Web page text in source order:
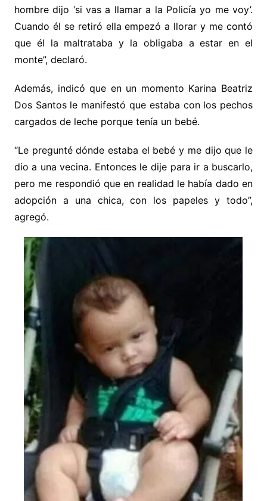
hombre dijo ‘si vas a llamar a la Policía yo me voy’.
Cuando él se retiró ella empezó a llorar y me contó
que él la maltrataba y la obligaba a estar en el
monte”, declaró.
Además, indicó que en un momento Karina Beatriz
Dos Santos le manifestó que estaba con los pechos
cargados de leche porque tenía un bebé.
“Le pregunté dónde estaba el bebé y me dijo que le
dio a una vecina. Entonces le dije para ir a buscarlo,
pero me respondió que en realidad le había dado en
adopción a una chica, con los papeles y todo”,
agregó.